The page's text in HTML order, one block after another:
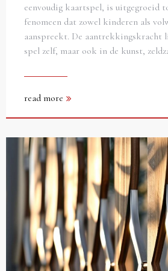
eenvoudig kaartspel, is uitgegroeid
fenomeen dat zowel kinderen als
aanspreekt. De aantrekkingskracht
spel zelf, maar ook in de kunst,
read more